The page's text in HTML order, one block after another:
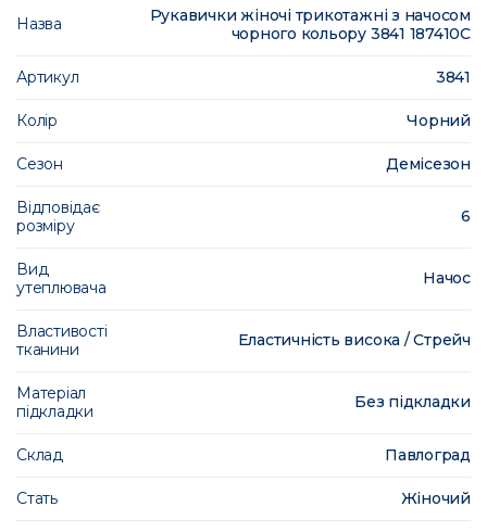
Назва
Рукавички жіночі трикотажні з начосом
чорного кольору 3841 187410C
Артикул 3841
Колір Чорний
Сезон Демісезон
Відповідає
розміру
6
Вид
утеплювача
Начос
Властивості
тканини
Еластичність висока / Стрейч
Матеріал
підкладки
Без підкладки
Склад Павлоград
Стать Жіночий